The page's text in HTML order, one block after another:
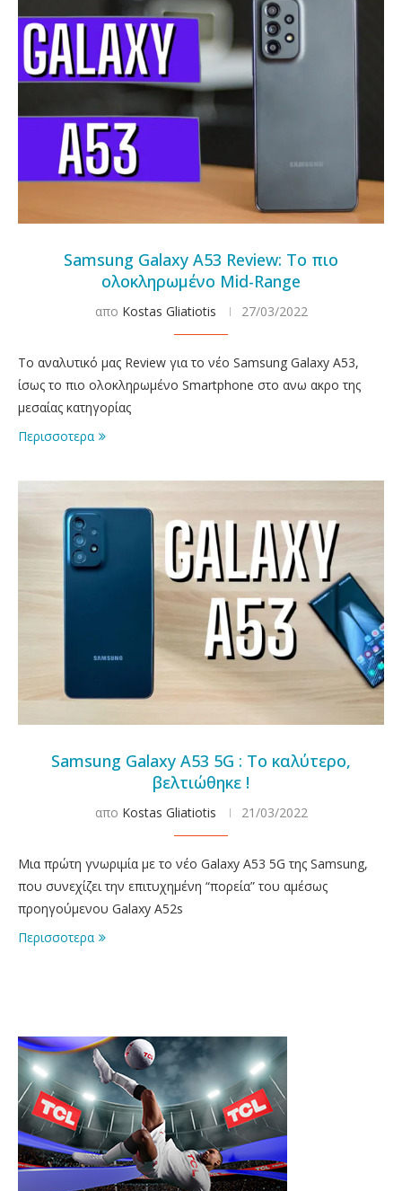
Samsung Galaxy A53 Review: Το πιο
ολοκληρωμένο Mid-Range
απο Kostas Gliatiotis 27/03/2022
Το αναλυτικό μας Review για το νέο Samsung Galaxy A53,
ίσως το πιο ολοκληρωμένο Smartphone στο ανω ακρο της
μεσαίας κατηγορίας
Περισσοτερα
Samsung Galaxy A53 5G : Το καλύτερο,
βελτιώθηκε !
απο Kostas Gliatiotis 21/03/2022
Μια πρώτη γνωριμία με το νέο Galaxy A53 5G της Samsung,
που συνεχίζει την επιτυχημένη “πορεία” του αμέσως
προηγούμενου Galaxy A52s
Περισσοτερα